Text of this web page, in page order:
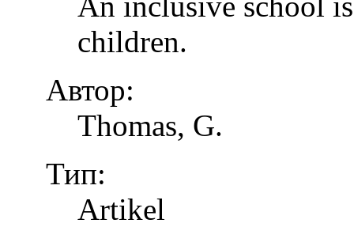
children.
Автор:
Thomas, G.
Тип:
Artikel